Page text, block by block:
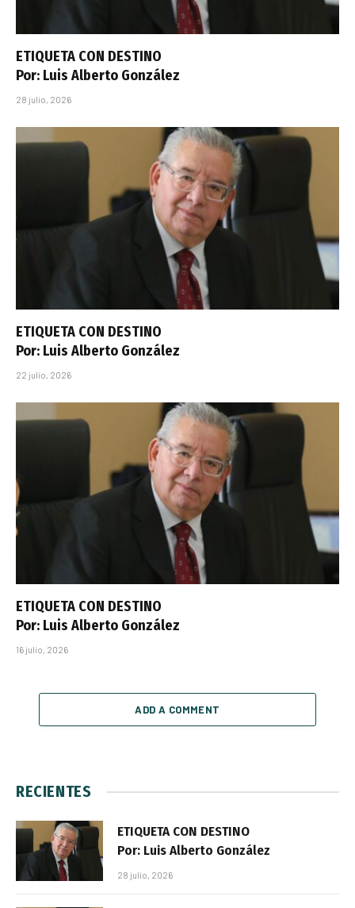
ETIQUETA CON DESTINO
Por: Luis Alberto González
28 julio, 2026
ETIQUETA CON DESTINO
Por: Luis Alberto González
22 julio, 2026
ETIQUETA CON DESTINO
Por: Luis Alberto González
16 julio, 2026
ADD A COMMENT
RECIENTES
ETIQUETA CON DESTINO
Por: Luis Alberto González
28 julio, 2026